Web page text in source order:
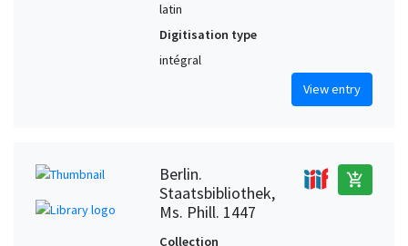
latin
Digitisation type
intégral
View entry
Berlin.
Staatsbibliothek,
Ms. Phill. 1447
add_shopping_cart
Collection